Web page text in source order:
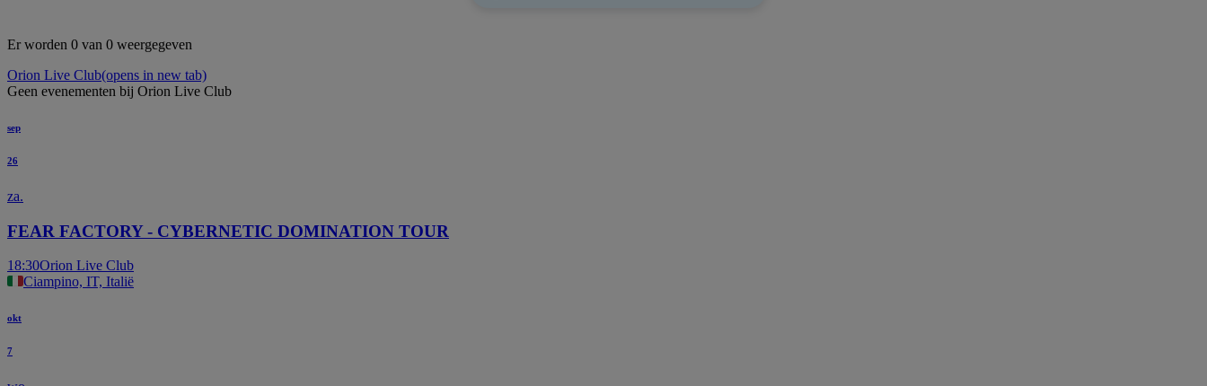
Er worden 0 van 0 weergegeven
Orion Live Club(opens in new tab)
Geen evenementen bij Orion Live Club
sep
26
za.
FEAR FACTORY - CYBERNETIC DOMINATION TOUR
18:30Orion Live Club
Ciampino, IT, Italië
okt
7